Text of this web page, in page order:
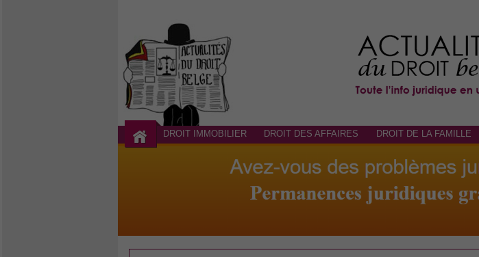
DROIT IMMOBILIER DROIT DES AFFAIRES DROIT DE LA FAMILLE